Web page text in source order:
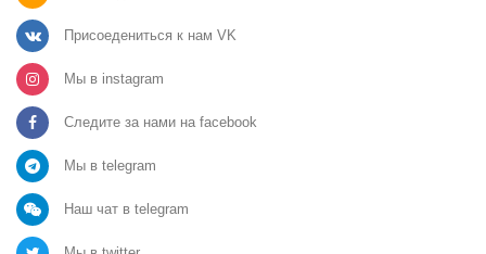
Присоедениться к нам VK
Мы в instagram
Следите за нами на facebook
Мы в telegram
Наш чат в telegram